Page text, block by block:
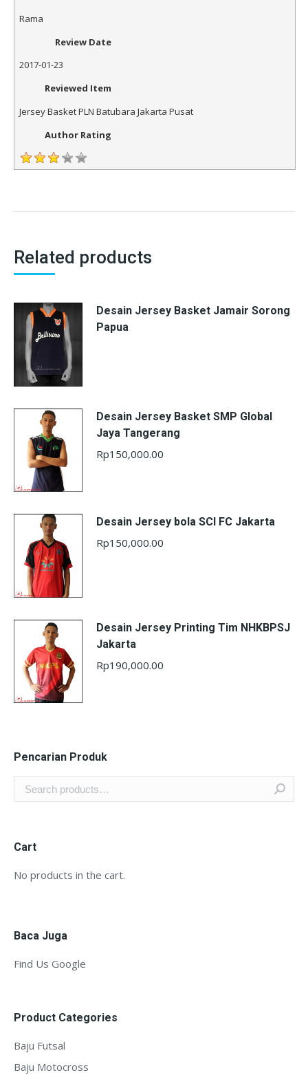
Rama
Review Date
2017-01-23
Reviewed Item
Jersey Basket PLN Batubara Jakarta Pusat
Author Rating
Related products
Desain Jersey Basket Jamair Sorong
Papua
Desain Jersey Basket SMP Global
Jaya Tangerang
Rp150,000.00
Desain Jersey bola SCI FC Jakarta
Rp150,000.00
Desain Jersey Printing Tim NHKBPSJ
Jakarta
Rp190,000.00
Pencarian Produk
Cart
No products in the cart.
Baca Juga
Find Us Google
Product Categories
Baju Futsal
Baju Motocross